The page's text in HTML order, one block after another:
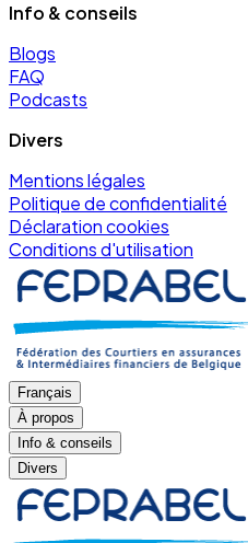
Info & conseils
Blogs
FAQ
Podcasts
Divers
Mentions légales
Politique de confidentialité
Déclaration cookies
Conditions d'utilisation
Français
À propos
Info & conseils
Divers